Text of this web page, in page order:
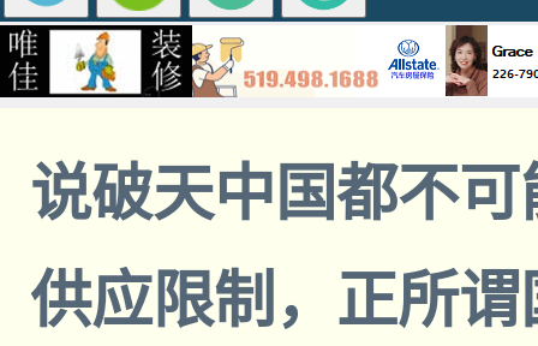
说破天中国都不
供应限制，正所